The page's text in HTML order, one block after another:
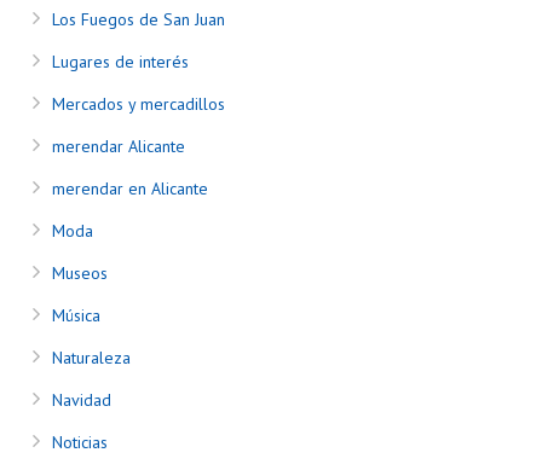
Los Fuegos de San Juan
Lugares de interés
Mercados y mercadillos
merendar Alicante
merendar en Alicante
Moda
Museos
Música
Naturaleza
Navidad
Noticias